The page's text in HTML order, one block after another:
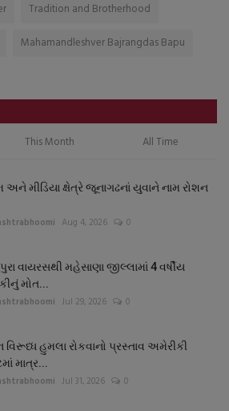
Tradition and Brotherhood
Mahamandleshver Bajrangdas Bapu
This Month All Time
અને મીડિયા ક્ષેત્રે જૂનાગઢનાં યુવાને નામ રોશન
Aug 4, 2026 0
વાયરસથી મહેસાણા જીલ્લામાં 4 વર્ષીય
મોત...
Jul 29, 2026 0
વિરૂધ્ધ હુમલા રોકવાનો પ્રસ્તાવ અમેરીકી
માત્ર...
Jul 31, 2026 0